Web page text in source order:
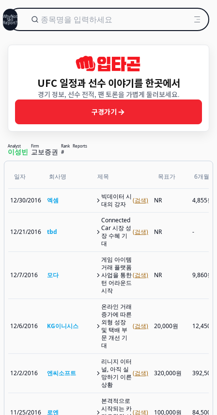
WhyNot
Sell
Report?
UFC 일정과 선수 이야기를 한곳에서
경기 정보, 선수 전적, 팬 토론을 가볍게 둘러보세요.
구경가기
Analyst
이성빈
Firm
교보증권
Rank
#
Reports
일자 회사명 제목 목표가 6개월후
12/30/2016 엑셈
빅데이터 시
대의 강자
(검색) NR 4,855원
12/21/2016 tbd
Connected
Car 시장 성
장 수혜 기
대
(검색) NR -
12/7/2016 모다
게임 아이템
거래 플랫폼
사업을 통한
턴 어라운드
시작
(검색) NR 9,860원
12/6/2016 KG이니시스
온라인 거래
증가에 따른
외형 성장
및 택배 부
문 개선 기
대
(검색) 20,000원 12,450원
12/2/2016 엔씨소프트
리니지 이터
널, 아직 실
망하기 이른
상황
(검색) 320,000원 392,500
11/25/2016 로엔
본격적으로
시작되는 카(검색) 100,000원 84,500원